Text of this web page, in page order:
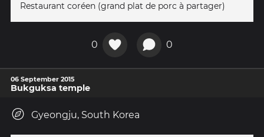
Restaurant coréen (grand plat de porc à partager)
0 0
06 September 2015
Bukguksa temple
Gyeongju, South Korea